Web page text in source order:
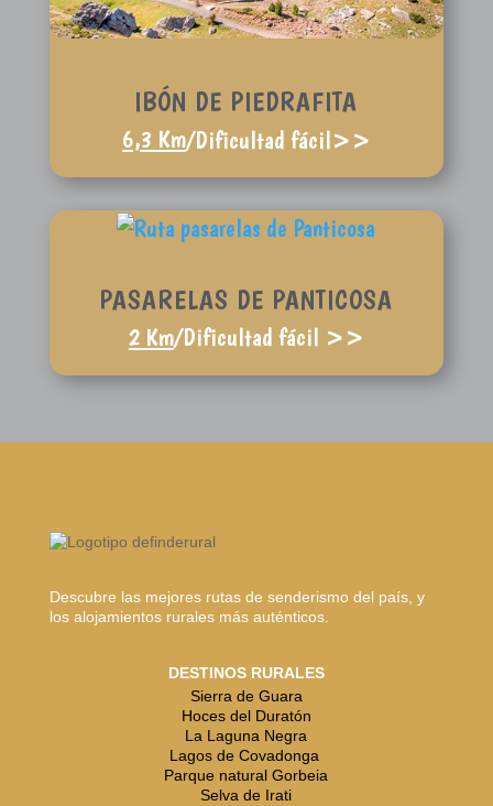
IBÓN DE PIEDRAFITA
6,3 Km/Dificultad fácil>>
PASARELAS DE PANTICOSA
2 Km/Dificultad fácil >>
Descubre las mejores rutas de senderismo del país, y
los alojamientos rurales más auténticos.
DESTINOS RURALES
Sierra de Guara
Hoces del Duratón
La Laguna Negra
Lagos de Covadonga
Parque natural Gorbeia
Selva de Irati